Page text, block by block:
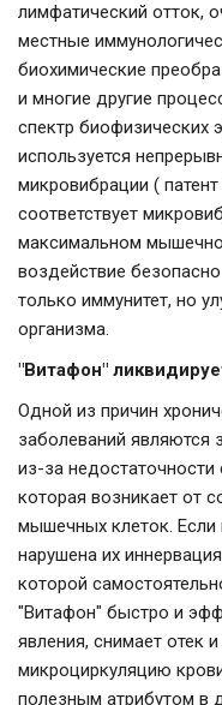
лимфатический отток,
местные
биохимические
и многие другие
спектр биофизических
используется
микровибрации (
соответствует
максимальном
воздействие
только иммунитет, но
организма.
"Витафон"
Одной из причин
заболеваний являются
из-за
которая возникает от
мышечных клеток.
нарушена их
которой
"Витафон" быстро и
явления, снимает отек
микроциркуляцию
полезным атрибутом в